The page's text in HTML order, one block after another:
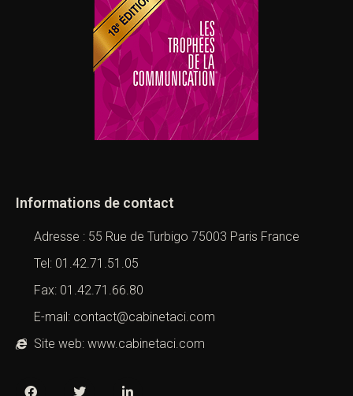
Informations de contact
Adresse : 55 Rue de Turbigo 75003 Paris France
Tel: 01.42.71.51.05
Fax: 01.42.71.66.80
E-mail: contact@cabinetaci.com
Site web: www.cabinetaci.com